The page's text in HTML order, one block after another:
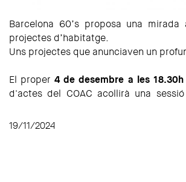
Barcelona 60’s proposa una
projectes d’habitatge.
Uns projectes que anunciaven un
El proper 4 de desembre a les 18.30h
d'actes del COAC acollirà una
19/11/2024